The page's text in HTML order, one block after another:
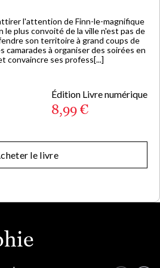
l'attention de Finn-le-magnifique
le plus convoité de la ville n'est pas de
son territoire à grand coups de
camarades à organiser des soirées en
convaincre ses profess[...]
Édition Livre numérique
8,99 €
le livre